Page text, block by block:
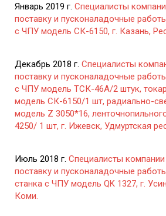
Январь 2019 г. Специалисты
поставку и пусконаладочные
с ЧПУ модель СК-6150, г. Казань,
Декабрь 2018 г. Специалисты
поставку и пусконаладочные
с ЧПУ модель ТСК-46А/2 штук,
модель СК-6150/1 шт, радиально-
модель Z 3050*16,
4250/ 1 шт, г. Ижевск, Удмуртская
Июль 2018 г. Специалисты компании
поставку и пусконаладочные
станка с ЧПУ модель QK 1327, г.
Коми.